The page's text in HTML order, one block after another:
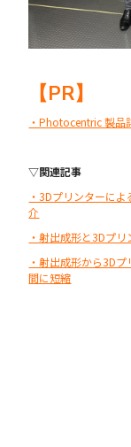
【PR】
・Photocentric 製品
▽関連記事
・3Dプリンターに
介
・射出成形と3Dプ
・射出成形から3D
間に短縮